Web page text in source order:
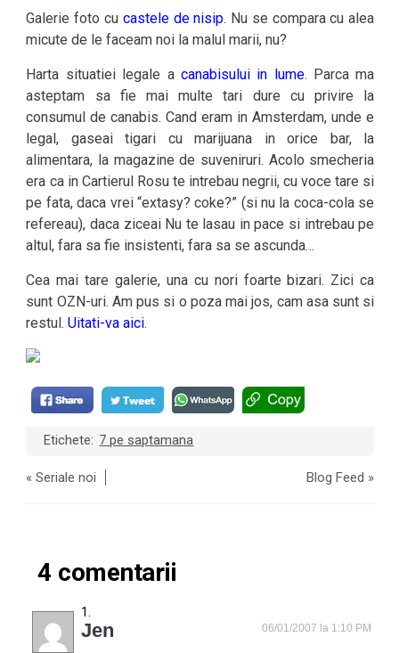
Galerie foto cu castele de nisip. Nu se compara cu alea
micute de le faceam noi la malul marii, nu?
Harta situatiei legale a canabisului in lume. Parca ma
asteptam sa fie mai multe tari dure cu privire la
consumul de canabis. Cand eram in Amsterdam, unde e
legal, gaseai tigari cu marijuana in orice bar, la
alimentara, la magazine de suveniruri. Acolo smecheria
era ca in Cartierul Rosu te intrebau negrii, cu voce tare si
pe fata, daca vrei “extasy? coke?” (si nu la coca-cola se
refereau), daca ziceai Nu te lasau in pace si intrebau pe
altul, fara sa fie insistenti, fara sa se ascunda…
Cea mai tare galerie, una cu nori foarte bizari. Zici ca
sunt OZN-uri. Am pus si o poza mai jos, cam asa sunt si
restul.Uitati-va aici.
Etichete: 7 pe saptamana
«Seriale noi Blog Feed »
4 comentarii
Jen 06/01/2007 la 1:10 PM